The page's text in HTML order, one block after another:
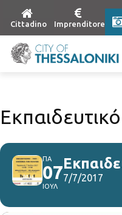
Cittadino Imprenditore
ΠΑ
07
ΙΟΥΛ
7/7/2017